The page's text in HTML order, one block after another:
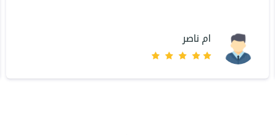
ام ناصر